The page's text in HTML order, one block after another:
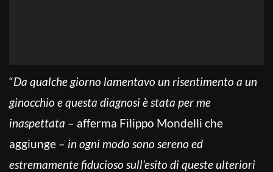
“Da qualche giorno lamentavo un risentimento a un
ginocchio e questa diagnosi è stata per me
inaspettata – afferma Filippo Mondelli che
aggiunge – in ogni modo sono sereno ed
estremamente fiducioso sull’esito di queste ulteriori